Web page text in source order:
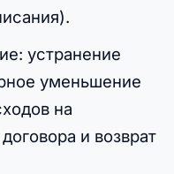
устранение
уменьшение
на
и возврат